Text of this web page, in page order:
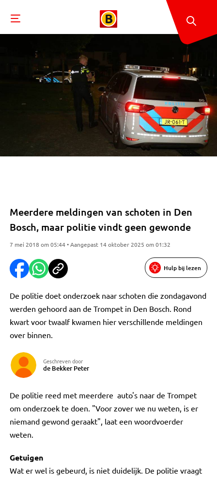
Meerdere meldingen van schoten in Den
Bosch, maar politie vindt geen gewonde
7 mei 2018 om 05:44 • Aangepast 14 oktober 2025 om 01:32
Hulp bij lezen
De politie doet onderzoek naar schoten die zondagavond
werden gehoord aan de Trompet in Den Bosch. Rond
kwart voor twaalf kwamen hier verschillende meldingen
over binnen.
Geschreven door
de Bekker Peter
De politie reed met meerdere auto's naar de Trompet
om onderzoek te doen. "Voor zover we nu weten, is er
niemand gewond geraakt", laat een woordvoerder
weten.
Getuigen
Wat er wel is gebeurd, is niet duidelijk. De politie vraagt